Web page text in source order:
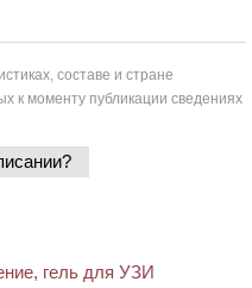
составе и стране
к моменту публикации сведениях